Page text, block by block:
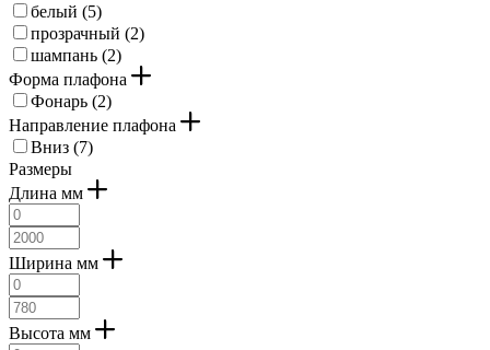
белый (5)
прозрачный (2)
шампань (2)
Форма плафона
Фонарь (2)
Направление плафона
Вниз (7)
Размеры
Длина мм
Ширина мм
Высота мм